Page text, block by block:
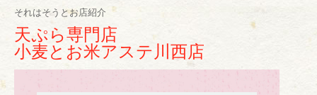
それはそうとお店紹介
天ぷら専門店
小麦とお米アステ川西店